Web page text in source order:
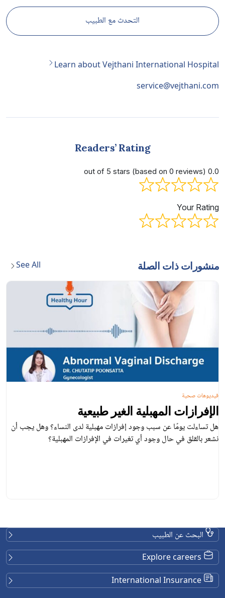
التحدث مع الطبيب
Learn about Vejthani International Hospital
service@vejthani.com
Readers’ Rating
0.0 out of 5 stars (based on 0 reviews)
Your Rating
منشورات ذات الصلة See All
الإفرازات المهبلية الغير طبيعية
هل تساءلت يومًا عن سبب وجود إفرازات مهبلية لدى النساء؟ وهل يجب أن
نشعر بالقلق في حال وجود أي تغيرات في الإفرازات المهبلية؟
فيديوهات صحية
البحث عن الطبيب